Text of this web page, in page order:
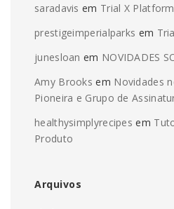
saradavis em Trial X Platform
prestigeimperialparks em
junesloan em NOVIDADES
Amy Brooks em Novidades
Pioneira e Grupo de
healthysimplyrecipes em
Produto
Arquivos